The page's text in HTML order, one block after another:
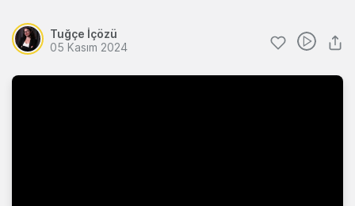
Tuğçe İçözü
05 Kasım 2024